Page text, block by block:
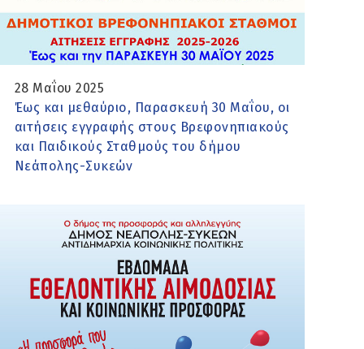
28 Μαΐου 2025
Έως και μεθαύριο, Παρασκευή 30 Μαΐου, οι
αιτήσεις εγγραφής στους Βρεφονηπιακούς
και Παιδικούς Σταθμούς του δήμου
Νεάπολης-Συκεών